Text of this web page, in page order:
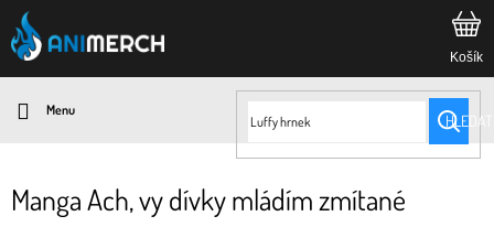
Přejít
na
obsah
HLEDAT
Manga Ach, vy dívky mládím zmítané